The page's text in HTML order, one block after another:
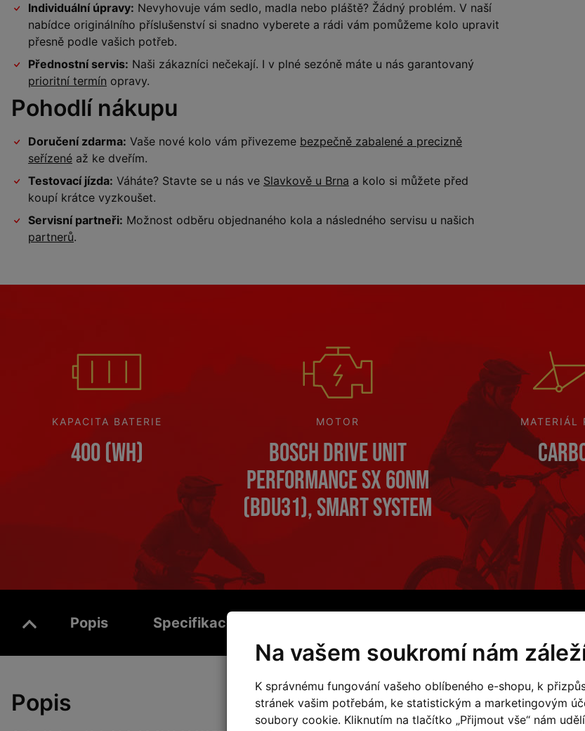
Individuální úpravy: Nevyhovuje vám sedlo, madla nebo pláště? Žádný problém. V naší
nabídce originálního příslušenství si snadno vyberete a rádi vám pomůžeme kolo upravit
přesně podle vašich potřeb.
Přednostní servis: Naši zákazníci nečekají. I v plné sezóně máte u nás garantovaný
prioritní termín opravy.
Pohodlí nákupu
Doručení zdarma: Vaše nové kolo vám přivezeme bezpečně zabalené a precizně
seřízené až ke dveřím.
Testovací jízda: Váháte? Stavte se u nás ve Slavkově u Brna a kolo si můžete před
koupí krátce vyzkoušet.
Servisní partneři: Možnost odběru objednaného kola a následného servisu u našich
partnerů.
KAPACITA BATERIE
400 (Wh)
MOTOR
Bosch Drive Unit
Performance SX 60Nm
(BDU31), Smart System
MATERIÁL
Popis Specifikace
Popis
Na vašem soukromí nám
K správnému fungování vašeho oblíbeného e-shopu, k
stránek vašim potřebám, ke statistickým a marketingovým
soubory cookie. Kliknutím na tlačítko „Přijmout vše“ nám